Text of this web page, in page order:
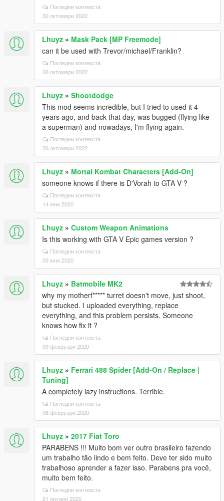
Погледни контекста
30 октомври 2022
Lhuyz » Mask Pack [MP Freemode]
can it be used with Trevor/michael/Franklin?
Погледни контекста
26 октомври 2022
Lhuyz » Shootdodge
This mod seems incredible, but I tried to used it 4
years ago, and back that day, was bugged (flying like
a superman) and nowadays, I'm flying again.
Погледни контекста
26 октомври 2022
Lhuyz » Mortal Kombat Characters [Add-On]
someone knows if there is D'Vorah to GTA V ?
Погледни контекста
14 юни 2020
Lhuyz » Custom Weapon Animations
Is this working with GTA V Epic games version ?
Погледни контекста
05 юни 2020
Lhuyz » Batmobile MK2
why my motherf***** turret doesn't move, just shoot,
but stucked. I uploaded everything, replace
everything, and this problem persists. Someone
knows how fix it ?
Погледни контекста
09 февруари 2020
Lhuyz » Ferrari 488 Spider [Add-On / Replace |
Tuning]
A completely lazy instructions. Terrible.
Погледни контекста
08 февруари 2020
Lhuyz » 2017 Fiat Toro
PARABENS !!! Muito bom ver outro brasileiro fazendo
um trabalho tão lindo e bem feito. Deve ter sido muito
trabalhoso aprender a fazer isso. Parabens pra você,
muito bem feito.
Погледни контекста
21 януари 2020